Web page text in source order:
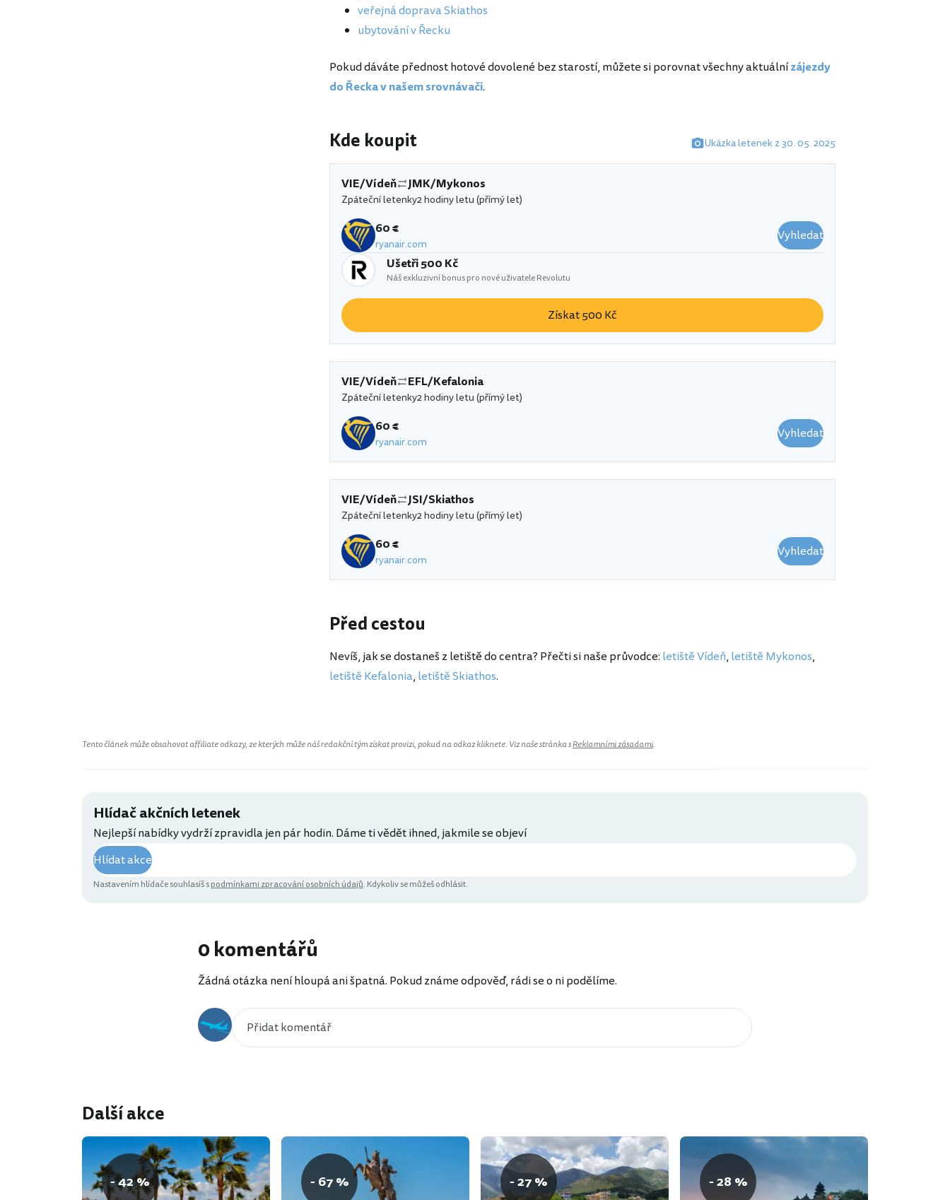
veřejná doprava Skiathos
ubytování v Řecku
Pokud dáváte přednost hotové dovolené bez starostí, můžete si porovnat všechny aktuálnízájezdy
do Řecka v našem srovnávači.
Kde koupit Ukázka letenek z 30. 05. 2025
VIE/Vídeň JMK/Mykonos
Zpáteční letenky2 hodiny letu (přímý let)
60 €
ryanair.com
Vyhledat
Ušetři 500 Kč
Náš exkluzivní bonus pro nové uživatele Revolutu
Získat 500 Kč
VIE/Vídeň EFL/Kefalonia
Zpáteční letenky2 hodiny letu (přímý let)
60 €
ryanair.com Vyhledat
VIE/Vídeň JSI/Skiathos
Zpáteční letenky2 hodiny letu (přímý let)
60 €
ryanair.com Vyhledat
Před cestou
Nevíš, jak se dostaneš z letiště do centra? Přečti si naše průvodce: letiště Vídeň, letiště Mykonos,
letiště Kefalonia, letiště Skiathos.
Tento článek může obsahovat affiliate odkazy, ze kterých může náš redakční tým získat provizi, pokud na odkaz kliknete. Viz naše stránka sReklamními zásadami.
Hlídač akčních letenek
Nejlepší nabídky vydrží zpravidla jen pár hodin. Dáme ti vědět ihned, jakmile se objeví
Hlídat akce
Nastavením hlídače souhlasíš spodmínkami zpracování osobních údajů. Kdykoliv se můžeš odhlásit.
0 komentářů
Žádná otázka není hloupá ani špatná. Pokud známe odpověď, rádi se o ni podělíme.
Další akce
- 42 % - 67 % - 27 % - 28 %